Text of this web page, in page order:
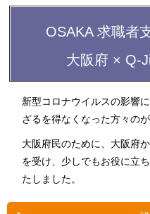
病院受付
インターネットショップ
税理士
弁理士
司法書士
行政書士
リゾート
ホテル
フラワーショップ
イベントスタッフ
パソコンインストラクター
サポート・保守・メンテナン
テレビ ディレクター
AD（アシスタントディレク
フラワーアレンジメント
映像編集
カメラマン
理学療法士
機能訓練指導員
ホームヘルパー
ケアマネージャー
鍼灸師
指圧師
アロマセラピスト
リフレクソロジー
新聞配達
クリーニング
家事代行
運送
溶接工
建築
建築設計
その他OSAKA 求職者
大阪府 × Q-
新型コロナウイルスの影響
ざるを得なくなった方々の
大阪府民のために、大阪府
を受け、少しでもお役に立
たしました。